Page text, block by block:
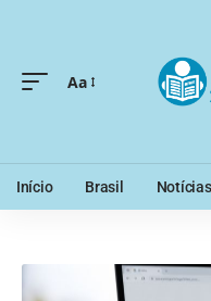
Aa
Início Brasil Notícias